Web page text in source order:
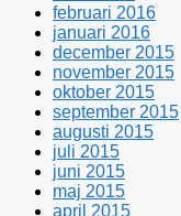
februari 2016
januari 2016
december 2015
november 2015
oktober 2015
september 2015
augusti 2015
juli 2015
juni 2015
maj 2015
april 2015